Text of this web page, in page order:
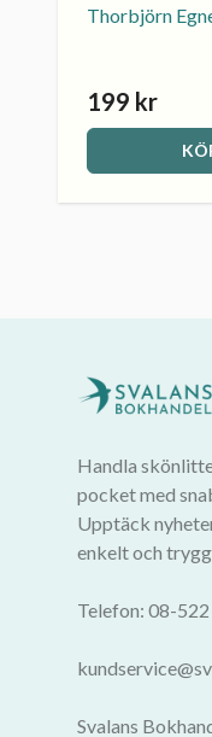
Thorbjörn
199 kr
Handla
pocket med
Upptäck
enkelt och
Telefon: 08-
Svalans